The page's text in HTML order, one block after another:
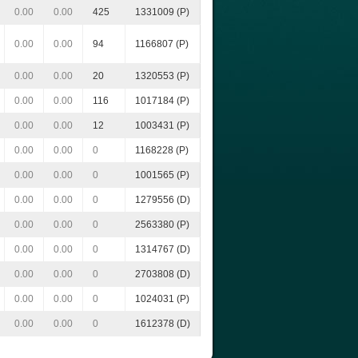
0.00 0.00 425 1331009 (P)
0.00 0.00 94 1166807 (P)
0.00 0.00 20 1320553 (P)
0.00 0.00 116 1017184 (P)
0.00 0.00 12 1003431 (P)
0.00 0.00 0 1168228 (P)
0.00 0.00 0 1001565 (P)
0.00 0.00 0 1279556 (D)
0.00 0.00 0 2563380 (P)
0.00 0.00 0 1314767 (D)
0.00 0.00 0 2703808 (D)
0.00 0.00 0 1024031 (P)
0.00 0.00 0 1612378 (D)